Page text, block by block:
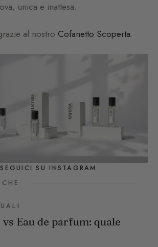
unica e inattesa.
al nostro Cofanetto Scoperta.
SEGUICI SU INSTAGRAM
Eau de parfum: quale